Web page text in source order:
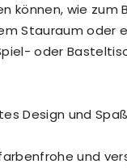
können, wie zum
Stauraum oder
oder
Design und
und